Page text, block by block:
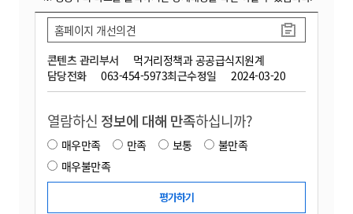
콘텐츠 관리부서
먹거리정책과 공공급식지원계
담당전화
063-454-5973최근수정일 2024-03-20
홈페이지 개선의견
열람하신 정보에 대해 만족하십니까?
매우만족 만족 보통
불만족
매우불만족